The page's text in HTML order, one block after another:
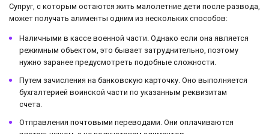
Супруг, с которым остаются жить малолетние дети после развода,
может получать алименты одним из нескольких способов:
Наличными в кассе военной части. Однако если она является
режимным объектом, это бывает затруднительно, поэтому
нужно заранее предусмотреть подобные сложности.
Путем зачисления на банковскую карточку. Оно выполняется
бухгалтерией воинской части по указанным реквизитам
счета.
Отправления почтовыми переводами. Они оплачиваются